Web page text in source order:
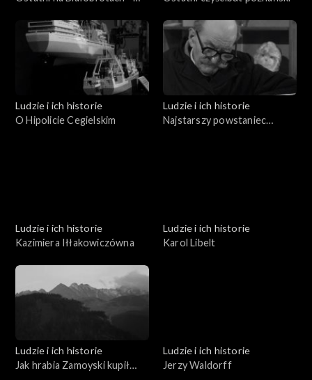
Ludzie i ich historie
O Hipolicie Cegielskim
Ludzie i ich historie
Najstarszy powstaniec
Ludzie i ich historie
Kazimiera Iłłakowiczówna
Ludzie i ich historie
Karol Libelt
Ludzie i ich historie
Jak hrabia Zamoyski kupił
Ludzie i ich historie
Jerzy Waldorff